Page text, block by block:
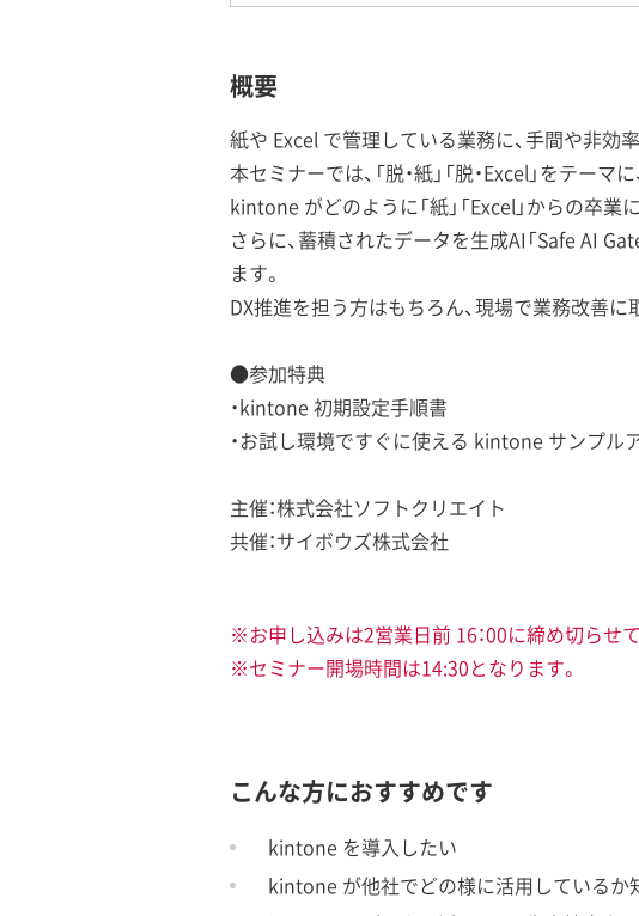
概要
紙や Excel で管理している業務に、手間や非効
本セミナーでは、「脱・紙」「脱・Excel」をテ
kintone がどのように「紙」「Excel」からの卒
さらに、蓄積されたデータを生成AI「Safe AI
ます。
DX推進を担う方はもちろん、現場で業務改善
●参加特典
・kintone 初期設定手順書
・お試し環境ですぐに使える kintone サンプル
主催：株式会社ソフトクリエイト
共催：サイボウズ株式会社
※お申し込みは2営業日前 16：00に締め切らせ
※セミナー開場時間は14:30となります。
こんな方におすすめです
kintone を導入したい
kintone が他社でどの様に活用しているか